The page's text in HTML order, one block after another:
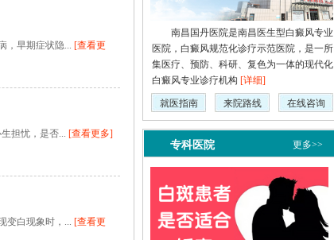
，早期症状隐... [查看更
担忧，是否... [查看更多]
变白现象时，... [查看更
南昌国丹医院是南昌医生型白癜风专业
医院，白癜风规范化诊疗示范医院，是一所
集医疗、预防、科研、复色为一体的现代化
白癜风专业诊疗机构 [详细]
就医指南 来院路线 在线咨询
专科医院 更多>>